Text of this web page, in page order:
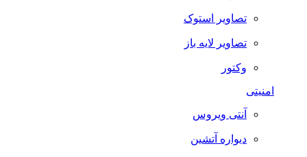
تصاویر استوک
تصاویر لایه باز
وکتور
امنیتی
آنتی ویروس
دیواره آتشین